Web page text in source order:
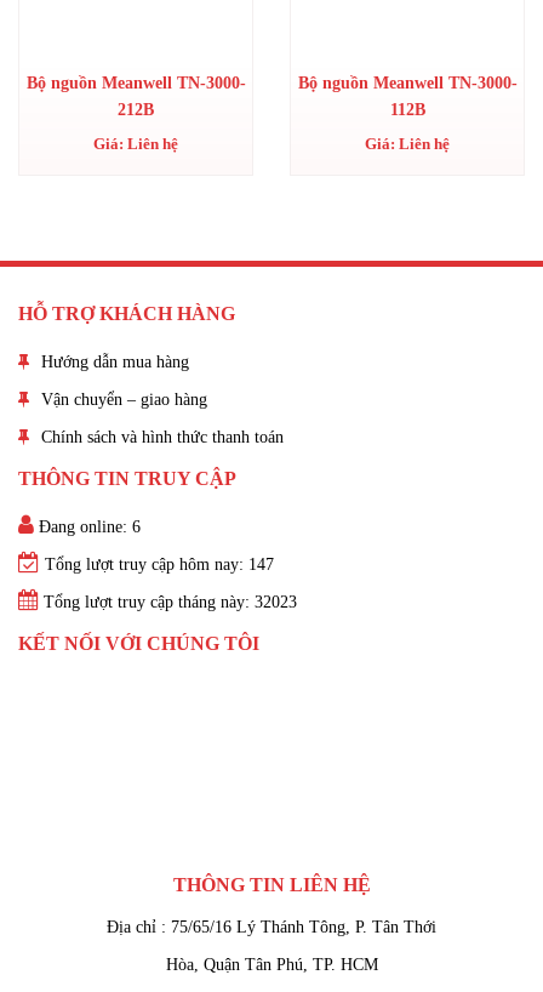
Bộ nguồn Meanwell TN-3000-
212B
Giá: Liên hệ
Bộ nguồn Meanwell TN-3000-
112B
Giá: Liên hệ
HỖ TRỢ KHÁCH HÀNG
Hướng dẫn mua hàng
Vận chuyển – giao hàng
Chính sách và hình thức thanh toán
THÔNG TIN TRUY CẬP
Đang online: 6
Tổng lượt truy cập hôm nay: 147
Tổng lượt truy cập tháng này: 32023
KẾT NỐI VỚI CHÚNG TÔI
THÔNG TIN LIÊN HỆ
Địa chỉ : 75/65/16 Lý Thánh Tông, P. Tân Thới
Hòa, Quận Tân Phú, TP. HCM